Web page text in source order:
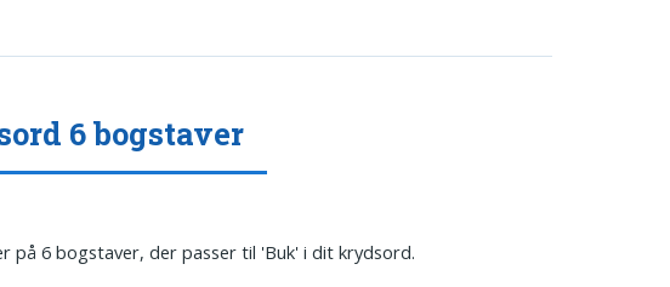
6 bogstaver
på 6 bogstaver, der passer til 'Buk' i dit krydsord.